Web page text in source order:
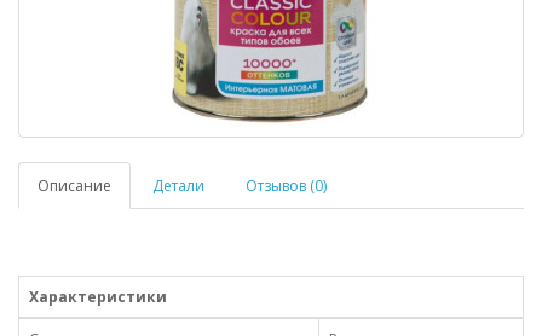
Описание Детали Отзывов (0)
Характеристики